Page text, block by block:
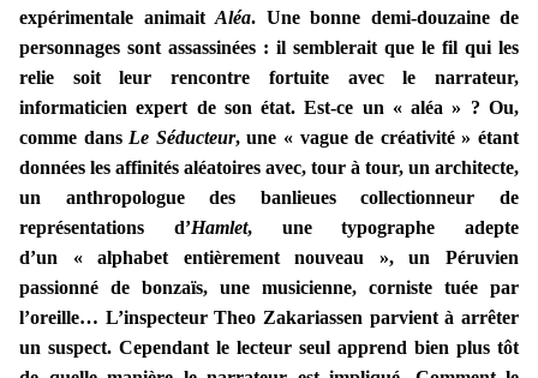
expérimentale animait Aléa. Une bonne demi-douzaine de
personnages sont assassinées : il semblerait que le fil qui les
relie soit leur rencontre fortuite avec le narrateur,
informaticien expert de son état. Est-ce un « aléa » ? Ou,
comme dans Le Séducteur, une « vague de créativité » étant
données les affinités aléatoires avec, tour à tour, un architecte,
un anthropologue des banlieues collectionneur de
représentations d’Hamlet, une typographe adepte
d’un « alphabet entièrement nouveau », un Péruvien
passionné de bonzaïs, une musicienne, corniste tuée par
l’oreille… L’inspecteur Theo Zakariassen parvient à arrêter
un suspect. Cependant le lecteur seul apprend bien plus tôt